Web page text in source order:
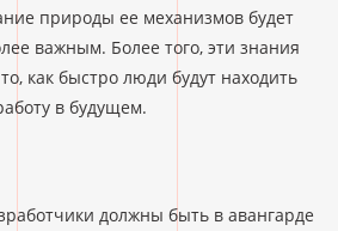
природы ее механизмов будет
важным. Более того, эти знания
как быстро люди будут находить
в будущем.
должны быть в авангарде